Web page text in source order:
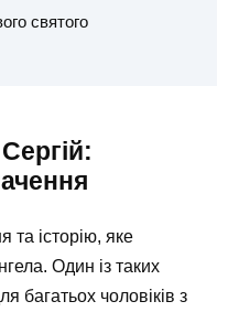
святого
та історію, яке
Один із таких
багатьох чоловіків з